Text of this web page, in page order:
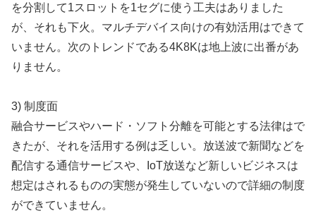
を分割して1スロットを1セグに使う工夫はありました
が、それも下火。マルチデバイス向けの有効活用はできて
いません。次のトレンドである4K8Kは地上波に出番があ
りません。
3) 制度面
融合サービスやハード・ソフト分離を可能とする法律はで
きたが、それを活用する例は乏しい。放送波で新聞などを
配信する通信サービスや、IoT放送など新しいビジネスは
想定はされるものの実態が発生していないので詳細の制度
ができていません。